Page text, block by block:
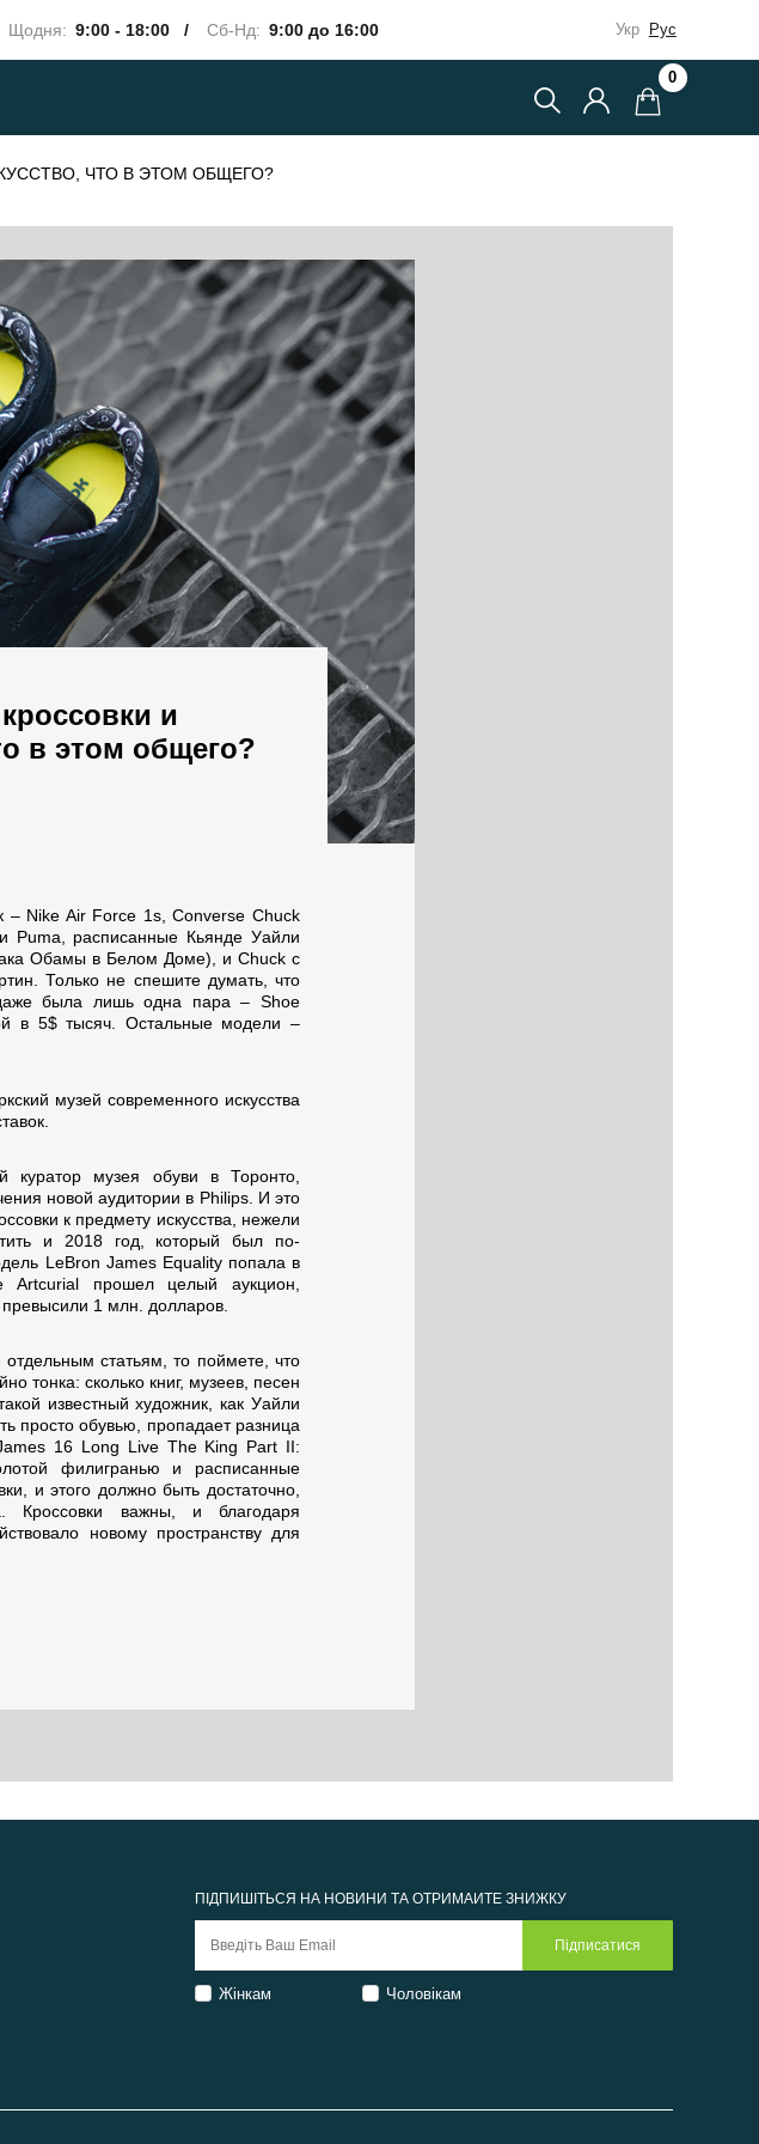
Щодня: 9:00 - 18:00 / Сб-Нд: 9:00 до 16:00 Укр Рус
0
ЧТО В ЭТОМ ОБЩЕГО?
и
в этом общего?
– Nike Air Force 1s, Converse Chuck
расписанные Кьянде Уайли
Обамы в Белом Доме), и Chuck с
Только не спешите думать, что
была лишь одна пара – Shoe
в 5$ тысяч. Остальные модели –
музей современного искусства
куратор музея обуви в Торонто,
новой аудитории в Philips. И это
к предмету искусства, нежели
и 2018 год, который был по-
LeBron James Equality попала в
Artcurial прошел целый аукцион,
1 млн. долларов.
статьям, то поймете, что
тонка: сколько книг, музеев, песен
известный художник, как Уайли
просто обувью, пропадает разница
16 Long Live The King Part II:
филигранью и расписанные
и этого должно быть достаточно,
Кроссовки важны, и благодаря
новому пространству для
ПІДПИШІТЬСЯ НА НОВИНИ ТА ОТРИМАЙТЕ ЗНИЖКУ
Жінкам Чоловікам